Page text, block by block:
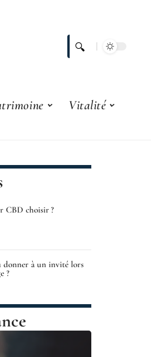
Vitalité
CBD choisir ?
donner à un invité lors
?